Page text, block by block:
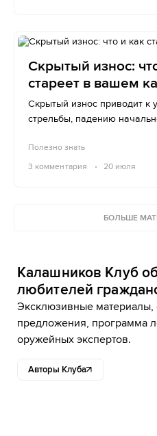
Калашников Клуб
любителей
Эксклюзивные материалы,
предложения, программа
оружейных экспертов.
Авторы Клуба
Скрытый износ:
стареет в вашем
Скрытый износ приводит к
стрельбы, падению
Полезно знать
3 комментария 20 июля
БОЛЬШЕ